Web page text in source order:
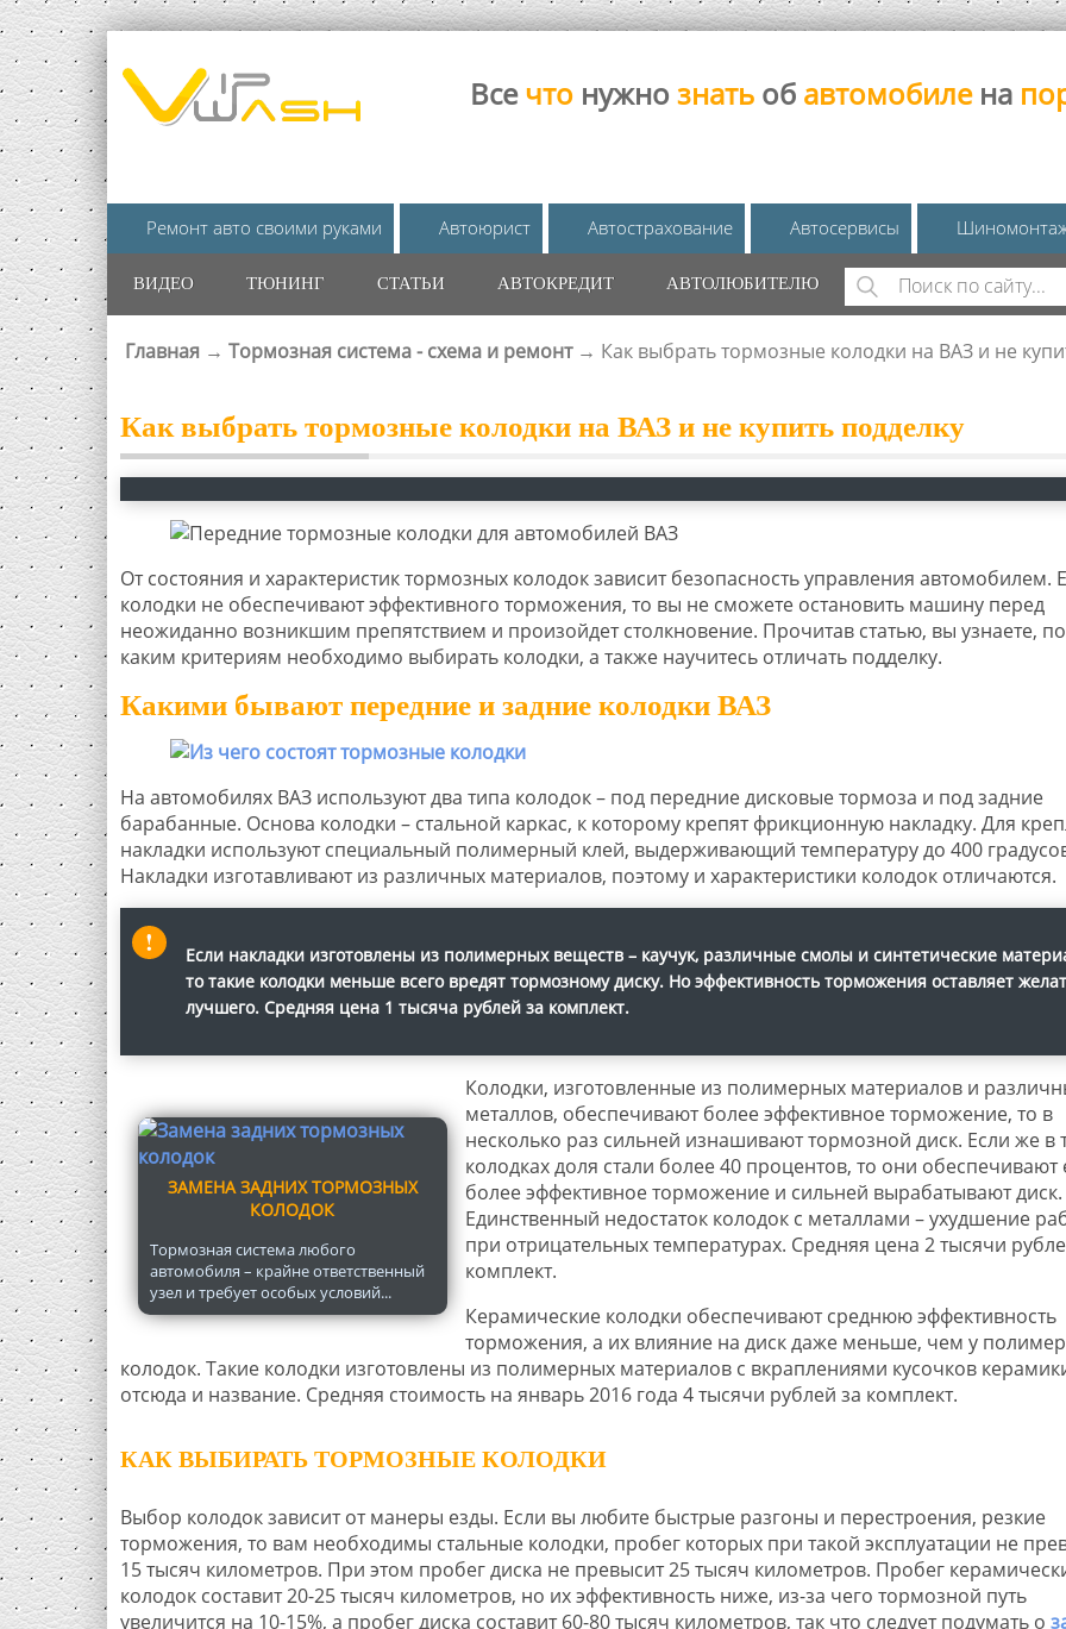
Все что нужно знать об автомобиле на
Ремонт авто своими руками Автоюрист Автострахование Автосервисы
ВИДЕО ТЮНИНГ СТАТЬИ АВТОКРЕДИТ АВТОЛЮБИТЕЛЮ
ФОРМА
Поиск
ВЫ ЗДЕСЬ
Главная → Тормозная система - схема и ремонт → Как выбрать тормозные колодки на ВАЗ и не
Как выбрать тормозные колодки на ВАЗ и не купить подделку
От состояния и характеристик тормозных колодок зависит безопасность управления автомобилем.
колодки не обеспечивают эффективного торможения, то вы не сможете остановить машину перед
неожиданно возникшим препятствием и произойдет столкновение. Прочитав статью, вы узнаете, по
каким критериям необходимо выбирать колодки, а также научитесь отличать подделку.
Какими бывают передние и задние колодки ВАЗ
На автомобилях ВАЗ используют два типа колодок – под передние дисковые тормоза и под задние
барабанные. Основа колодки – стальной каркас, к которому крепят фрикционную накладку. Для
накладки используют специальный полимерный клей, выдерживающий температуру до 400
Накладки изготавливают из различных материалов, поэтому и характеристики колодок отличаются.
Если накладки изготовлены из полимерных веществ – каучук, различные смолы и синтетические
то такие колодки меньше всего вредят тормозному диску. Но эффективность торможения оставляет
лучшего. Средняя цена 1 тысяча рублей за комплект.
ЗАМЕНА ЗАДНИХ ТОРМОЗНЫХ
КОЛОДОК
Тормозная система любого
автомобиля – крайне ответственный
узел и требует особых условий...
Колодки, изготовленные из полимерных материалов и
металлов, обеспечивают более эффективное торможение, то в
несколько раз сильней изнашивают тормозной диск. Если же в
колодках доля стали более 40 процентов, то они
более эффективное торможение и сильней вырабатывают диск.
Единственный недостаток колодок с металлами – ухудшение
при отрицательных температурах. Средняя цена 2 тысячи
комплект.
Керамические колодки обеспечивают среднюю эффективность
торможения, а их влияние на диск даже меньше, чем у
колодок. Такие колодки изготовлены из полимерных материалов с вкраплениями кусочков
отсюда и название. Средняя стоимость на январь 2016 года 4 тысячи рублей за комплект.
КАК ВЫБИРАТЬ ТОРМОЗНЫЕ КОЛОДКИ
Выбор колодок зависит от манеры езды. Если вы любите быстрые разгоны и перестроения, резкие
торможения, то вам необходимы стальные колодки, пробег которых при такой эксплуатации не
15 тысяч километров. При этом пробег диска не превысит 25 тысяч километров. Пробег
колодок составит 20-25 тысяч километров, но их эффективность ниже, из-за чего тормозной путь
увеличится на 10-15%, а пробег диска составит 60-80 тысяч километров, так что следует подумать о